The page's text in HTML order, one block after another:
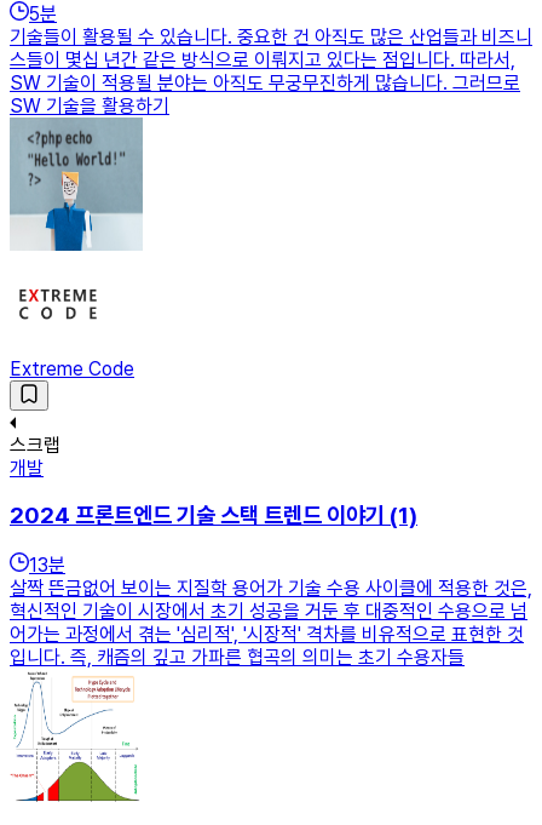
5분
기술들이 활용될 수 있습니다. 중요한 건 아직도 많은 산업들과 비즈니
스들이 몇십 년간 같은 방식으로 이뤄지고 있다는 점입니다. 따라서,
SW 기술이 적용될 분야는 아직도 무궁무진하게 많습니다. 그러므로
SW 기술을 활용하기
Extreme Code
스크랩
개발
2024 프론트엔드 기술 스택 트렌드 이야기 (1)
13분
살짝 뜬금없어 보이는 지질학 용어가 기술 수용 사이클에 적용한 것은,
혁신적인 기술이 시장에서 초기 성공을 거둔 후 대중적인 수용으로 넘
어가는 과정에서 겪는 '심리적', '시장적' 격차를 비유적으로 표현한 것
입니다. 즉, 캐즘의 깊고 가파른 협곡의 의미는 초기 수용자들